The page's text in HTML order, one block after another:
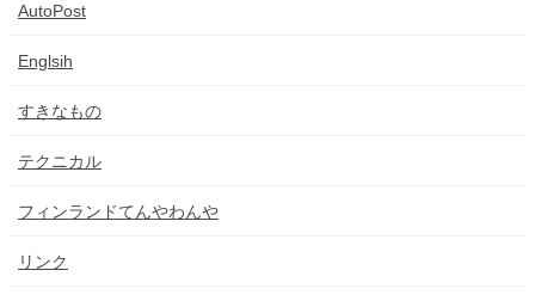
AutoPost
Englsih
すきなもの
テクニカル
フィンランドてんやわんや
リンク